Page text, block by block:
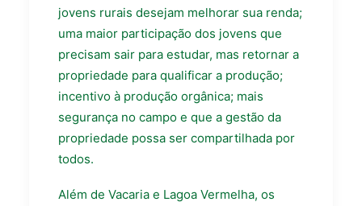
jovens rurais desejam melhorar sua renda;
uma maior participação dos jovens que
precisam sair para estudar, mas retornar a
propriedade para qualificar a produção;
incentivo à produção orgânica; mais
segurança no campo e que a gestão da
propriedade possa ser compartilhada por
todos.
Além de Vacaria e Lagoa Vermelha, os